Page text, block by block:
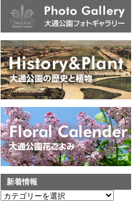
新着情報
新